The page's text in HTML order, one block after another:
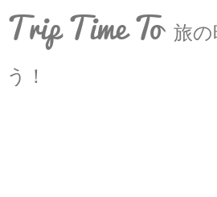
Trip Time To 旅
う！